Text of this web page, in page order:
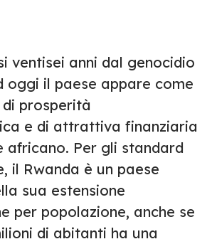
ventisei anni dal genocidio
oggi il paese appare come
prosperità
e di attrattiva finanziaria
africano. Per gli standard
il Rwanda è un paese
sua estensione
per popolazione, anche se
di abitanti ha una